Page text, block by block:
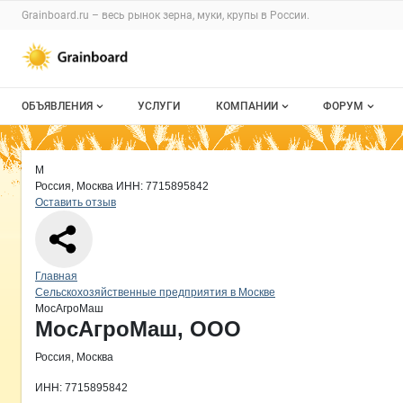
Раздел навигации по сайту grainboard.ru
Grainboard.ru – весь рынок зерна, муки, крупы в России.
Авторизация и меню пользователя
Навигация по разделам сайта grainboard.ru
ОБЪЯВЛЕНИЯ
Все объявления
Мои объявления
УСЛУГИ КОМПАНИИ
О каталоге компаний
ФОРУМ
Все темы
Страница компании
Страница компании
Краткая информация о компании
М
Россия, Москва ИНН: 7715895842
Оставить отзыв
Навигация по сайту
Главная
Сельскохозяйственные предприятия в Москве
МосАгроМаш
Основная информация о компании
МосАгроМаш, ООО
Россия, Москва
ИНН: 7715895842